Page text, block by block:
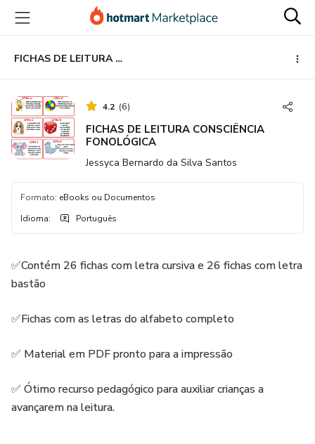
para
conteúdo
principal
para
pagamento
para
rodapé
FICHAS DE LEITURA CONSCIÊNCIA FONOLÓGICA
4.2 (6)
FICHAS DE LEITURA CONSCIÊNCIA
FONOLÓGICA
Jessyca Bernardo da Silva Santos
Formato: eBooks ou Documentos
Idioma: Português
✅Contém 26 fichas com letra cursiva e 26 fichas com letra
bastão
✅Fichas com as letras do alfabeto completo
✅ Material em PDF pronto para a impressão
✅ Ótimo recurso pedagógico para auxiliar crianças a
avançarem na leitura.